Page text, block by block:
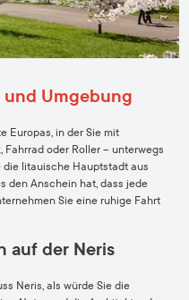
und Umgebung
Europas, in der Sie mit
oder Roller – unterwegs
die litauische Hauptstadt aus
den Anschein hat, dass jede
Sie eine ruhige Fahrt
auf der Neris
Neris, als würde Sie die